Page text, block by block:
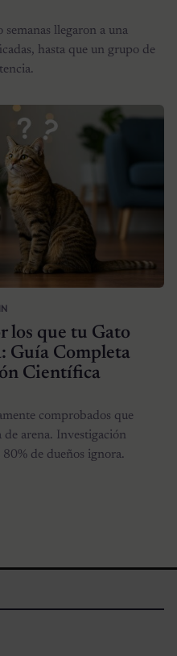
semanas llegaron a una
hasta que un grupo de
los que tu Gato
Guía Completa
Científica
comprobados que
de arena. Investigación
de dueños ignora.